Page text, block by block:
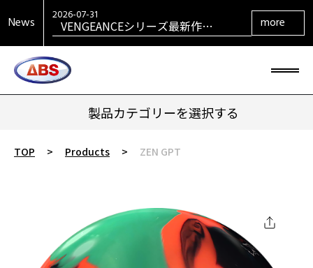
News 定！
2026-07-31
VENGEANCEシリーズ最新作
VENGEANCE RETURNS発売！
more
製品カテゴリーを選択する
TOP > Products > ZEN GPT